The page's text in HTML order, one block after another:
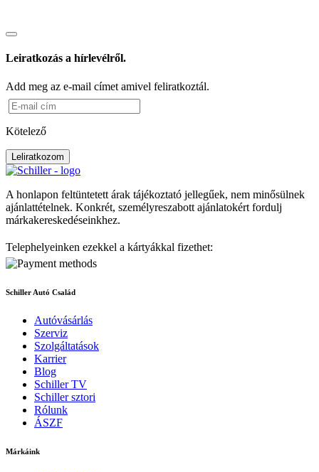
Leiratkozás a hírlevélről.
Add meg az e-mail címet amivel feliratkoztál.
Kötelező
Leliratkozom
A honlapon feltüntetett árak tájékoztató jellegűek, nem minősülnek
ajánlattételnek. Konkrét, személyreszabott ajánlatokért fordulj
márkakereskedéseinkhez.
Telephelyeinken ezekkel a kártyákkal fizethet:
Schiller Autó Család
Autóvásárlás
Szerviz
Szolgáltatások
Karrier
Blog
Schiller TV
Schiller sztori
Rólunk
ÁSZF
Márkáink